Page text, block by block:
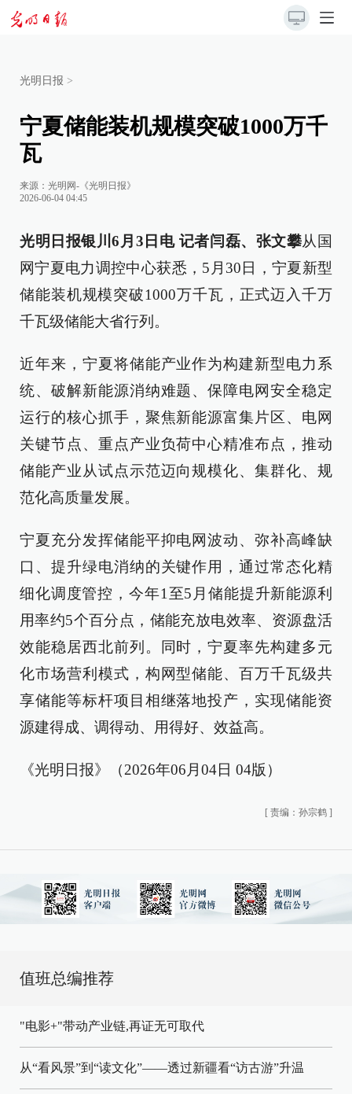
光明日报 >
宁夏储能装机规模突破1000万千
瓦
来源： 光明网-《光明日报》
2026-06-04 04:45
光明日报银川6月3日电 记者闫磊、张文攀从国
网宁夏电力调控中心获悉，5月30日，宁夏新型
储能装机规模突破1000万千瓦，正式迈入千万
千瓦级储能大省行列。
近年来，宁夏将储能产业作为构建新型电力系
统、破解新能源消纳难题、保障电网安全稳定
运行的核心抓手，聚焦新能源富集片区、电网
关键节点、重点产业负荷中心精准布点，推动
储能产业从试点示范迈向规模化、集群化、规
范化高质量发展。
宁夏充分发挥储能平抑电网波动、弥补高峰缺
口、提升绿电消纳的关键作用，通过常态化精
细化调度管控，今年1至5月储能提升新能源利
用率约5个百分点，储能充放电效率、资源盘活
效能稳居西北前列。同时，宁夏率先构建多元
化市场营利模式，构网型储能、百万千瓦级共
享储能等标杆项目相继落地投产，实现储能资
源建得成、调得动、用得好、效益高。
《光明日报》（2026年06月04日 04版）
[ 责编：孙宗鹤 ]
值班总编推荐
"电影+"带动产业链,再证无可取代
从“看风景”到“读文化”——透过新疆看“访古游”升温